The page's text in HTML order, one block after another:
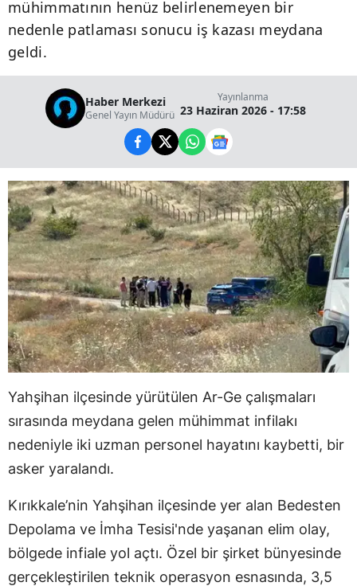
mühimmatının henüz belirlenemeyen bir
nedenle patlaması sonucu iş kazası meydana
geldi.
Haber Merkezi
Genel Yayın Müdürü
Yayınlanma
23 Haziran 2026 - 17:58
Yahşihan ilçesinde yürütülen Ar-Ge çalışmaları
sırasında meydana gelen mühimmat infilakı
nedeniyle iki uzman personel hayatını kaybetti, bir
asker yaralandı.
Kırıkkale’nin Yahşihan ilçesinde yer alan Bedesten
Depolama ve İmha Tesisi'nde yaşanan elim olay,
bölgede infiale yol açtı. Özel bir şirket bünyesinde
gerçekleştirilen teknik operasyon esnasında, 3,5